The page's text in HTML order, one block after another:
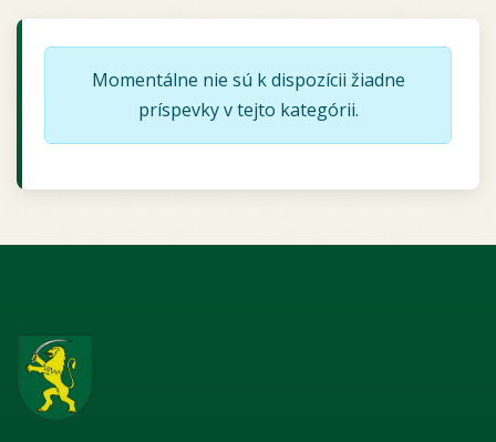
Momentálne nie sú k dispozícii žiadne
príspevky v tejto kategórii.